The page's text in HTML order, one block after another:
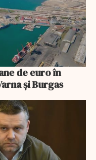
de euro în
și Burgas